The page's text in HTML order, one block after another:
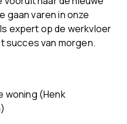
gaan varen in onze
expert op de werkvloer
succes van morgen.
woning (Henk